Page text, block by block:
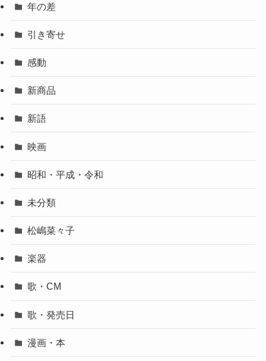
年の差
引き寄せ
感動
新商品
新語
映画
昭和・平成・令和
未分類
松嶋菜々子
楽器
歌・CM
歌・発売日
漫画・本